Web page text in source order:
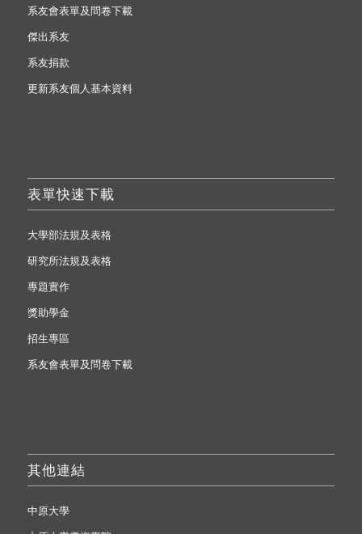
系友會表單及問卷下載
傑出系友
系友捐款
更新系友個人基本資料
表單快速下載
大學部法規及表格
研究所法規及表格
專題實作
獎助學金
招生專區
系友會表單及問卷下載
其他連結
中原大學